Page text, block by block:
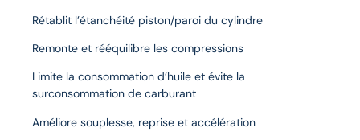
Rétablit l’étanchéité piston/paroi du cylindre
Remonte et rééquilibre les compressions
Limite la consommation d’huile et évite la
surconsommation de carburant
Améliore souplesse, reprise et accélération